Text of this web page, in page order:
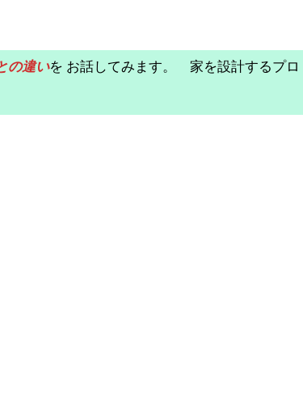
の違いを お話してみます。 家を設計するプロ